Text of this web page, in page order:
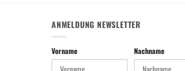
ANMELDUNG NEWSLETTER
Vorname Nachname